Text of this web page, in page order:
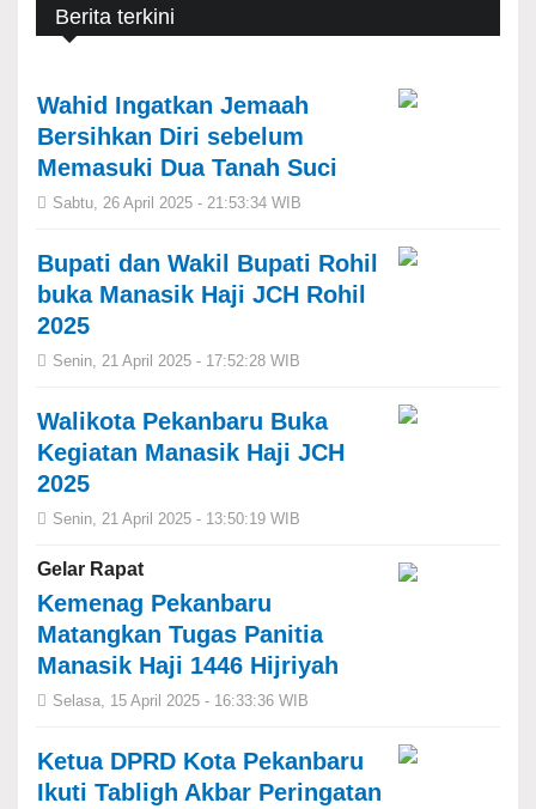
Berita terkini
Wahid Ingatkan Jemaah
Bersihkan Diri sebelum
Memasuki Dua Tanah Suci
Sabtu, 26 April 2025 - 21:53:34 WIB
Bupati dan Wakil Bupati Rohil
buka Manasik Haji JCH Rohil
2025
Senin, 21 April 2025 - 17:52:28 WIB
Walikota Pekanbaru Buka
Kegiatan Manasik Haji JCH
2025
Senin, 21 April 2025 - 13:50:19 WIB
Gelar Rapat
Kemenag Pekanbaru
Matangkan Tugas Panitia
Manasik Haji 1446 Hijriyah
Selasa, 15 April 2025 - 16:33:36 WIB
Ketua DPRD Kota Pekanbaru
Ikuti Tabligh Akbar Peringatan